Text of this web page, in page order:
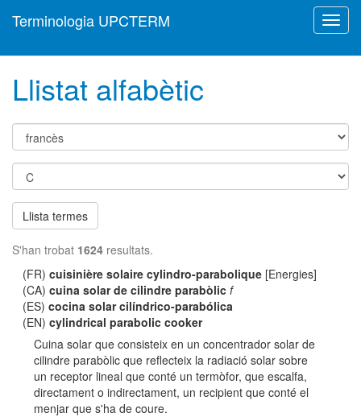
Terminologia UPCTERM
Llistat alfabètic
Llista termes
S'han trobat 1624 resultats.
(FR)cuisinière solaire cylindro-parabolique [Energies]
(CA)cuina solar de cilindre parabòlic f
(ES)cocina solar cilíndrico-parabólica
(EN)cylindrical parabolic cooker
Cuina solar que consisteix en un concentrador solar de
cilindre parabòlic que reflecteix la radiació solar sobre
un receptor lineal que conté un termòfor, que escalfa,
directament o indirectament, un recipient que conté el
menjar que s'ha de coure.